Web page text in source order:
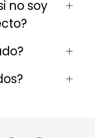
no soy